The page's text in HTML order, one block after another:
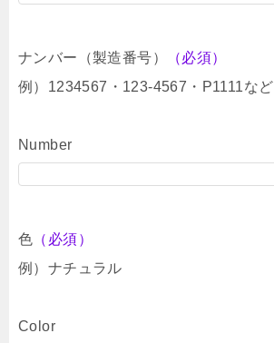
ナンバー（製造番号）
（必須）
例）1234567・123-4567・P1111など
Number
色 （必須）
例）ナチュラル
Color